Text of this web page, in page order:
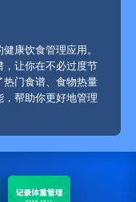
康饮食管理应用。
，让你在不必过度节
门食谱、食物热量
帮助你更好地管理